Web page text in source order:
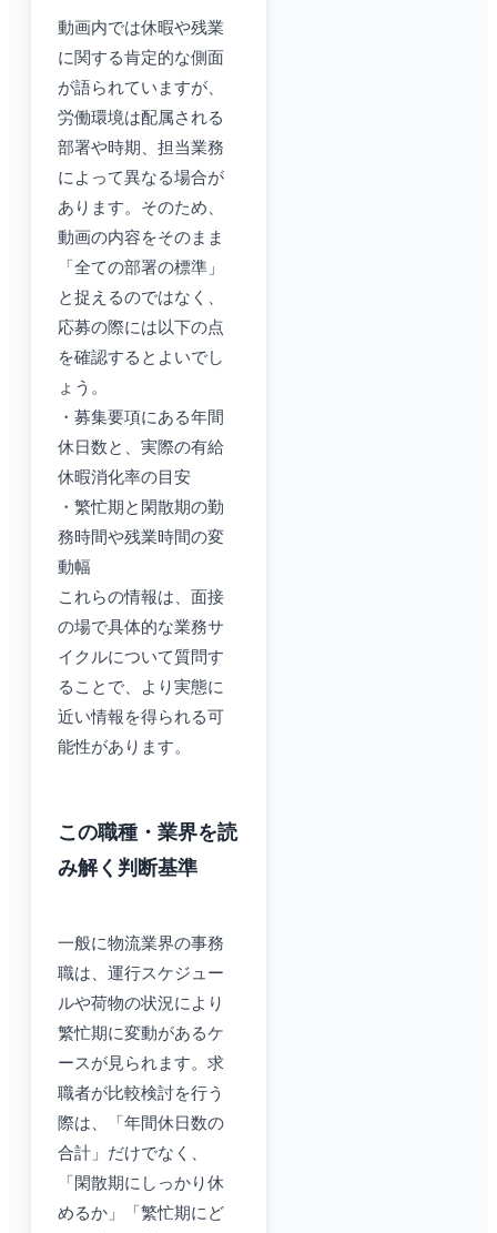
動画内では休暇や残業
に関する肯定的な側面
が語られていますが、
労働環境は配属される
部署や時期、担当業務
によって異なる場合が
あります。そのため、
動画の内容をそのまま
「全ての部署の標準」
と捉えるのではなく、
応募の際には以下の点
を確認するとよいでし
ょう。
・募集要項にある年間
休日数と、実際の有給
休暇消化率の目安
・繁忙期と閑散期の勤
務時間や残業時間の変
動幅
これらの情報は、面接
の場で具体的な業務サ
イクルについて質問す
ることで、より実態に
近い情報を得られる可
能性があります。
この職種・業界を読
み解く判断基準
一般に物流業界の事務
職は、運行スケジュー
ルや荷物の状況により
繁忙期に変動があるケ
ースが見られます。求
職者が比較検討を行う
際は、「年間休日数の
合計」だけでなく、
「閑散期にしっかり休
めるか」「繁忙期にど